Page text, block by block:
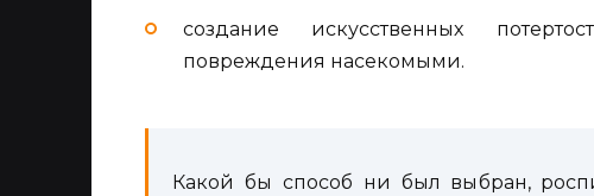
создание искусственных
повреждения насекомыми.
Какой бы способ ни был выбран,